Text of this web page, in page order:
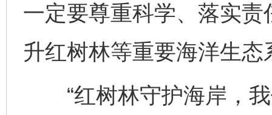
一定要尊重科学、落实责
升红树林等重要海洋生态
“红树林守护海岸，我